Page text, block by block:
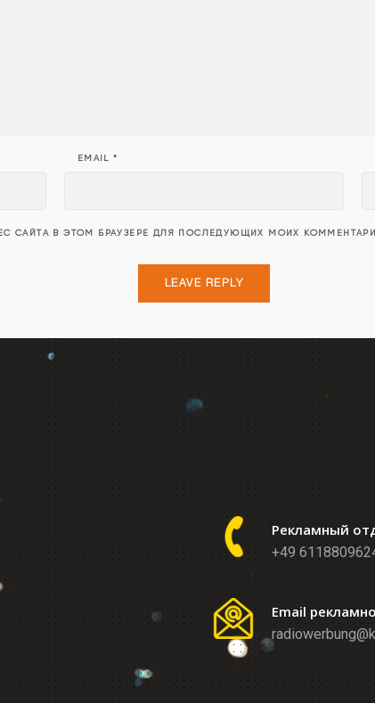
EMAIL*
САЙТА В ЭТОМ БРАУЗЕРЕ ДЛЯ ПОСЛЕДУЮЩИХ МОИХ
Рекламный
+49
Email